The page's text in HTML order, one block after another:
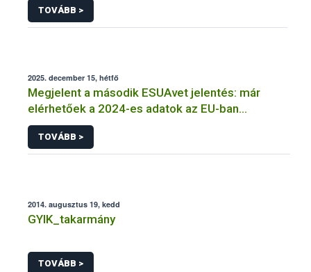
TOVÁBB >
2025. december 15, hétfő
Megjelent a második ESUAvet jelentés: már
elérhetőek a 2024-es adatok az EU-ban
értékesített és felhasznált állatgyógyászati
antimikrobiális szerekről
TOVÁBB >
2014. augusztus 19, kedd
GYIK_takarmány
TOVÁBB >